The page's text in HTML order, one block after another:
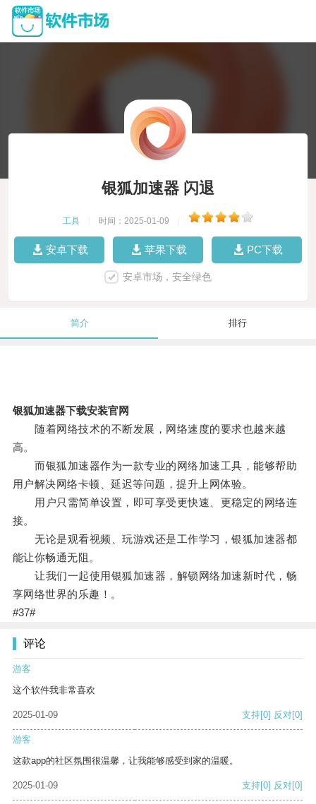
银狐加速器 闪退
工具 时间：2025-01-09
安卓下载 苹果下载 PC下载
安卓市场，安全绿色
简介 排行
银狐加速器下载安装官网
随着网络技术的不断发展，网络速度的要求也越来越
高。
而银狐加速器作为一款专业的网络加速工具，能够帮助
用户解决网络卡顿、延迟等问题，提升上网体验。
用户只需简单设置，即可享受更快速、更稳定的网络连
接。
无论是观看视频、玩游戏还是工作学习，银狐加速器都
能让你畅通无阻。
让我们一起使用银狐加速器，解锁网络加速新时代，畅
享网络世界的乐趣！。
#37#
评论
游客
这个软件我非常喜欢
2025-01-09 支持[0] 反对[0]
游客
这款app的社区氛围很温馨，让我能够感受到家的温暖。
2025-01-09 支持[0] 反对[0]